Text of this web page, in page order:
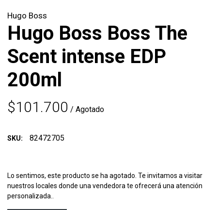
Hugo Boss
Hugo Boss Boss The
Scent intense EDP
200ml
$101.700 / Agotado
SKU: 82472705
Lo sentimos, este producto se ha agotado. Te invitamos a visitar
nuestros locales donde una vendedora te ofrecerá una atención
personalizada..